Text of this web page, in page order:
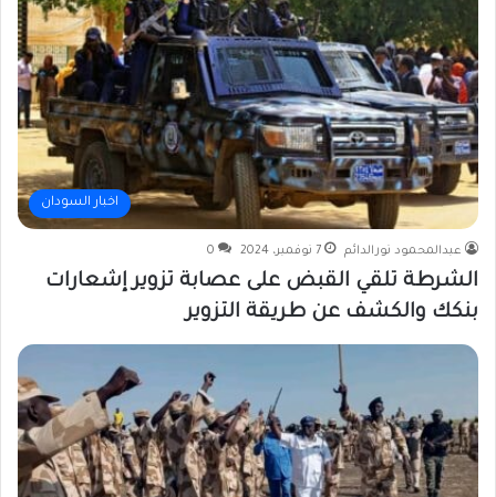
اخبار السودان
عبدالمحمود نورالدائم 7 نوفمبر، 2024 0
الشرطة تلقي القبض على عصابة تزوير إشعارات
بنكك والكشف عن طريقة التزوير